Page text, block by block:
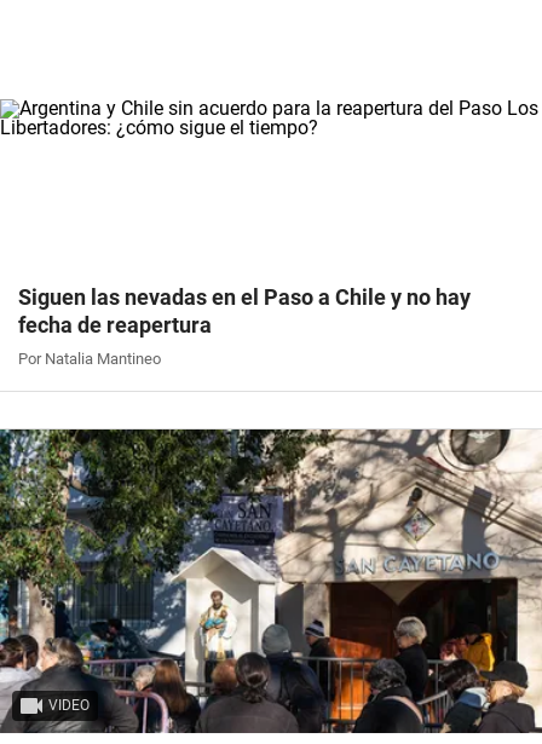
Siguen las nevadas en el Paso a Chile y no hay
fecha de reapertura
Por Natalia Mantineo
VIDEO